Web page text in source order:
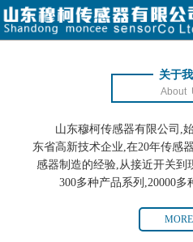
关于
About
山东穆柯传感器有限公司,
东省高新技术企业,在20年传感
感器制造的经验,从接近开关到
300多种产品系列,20000多